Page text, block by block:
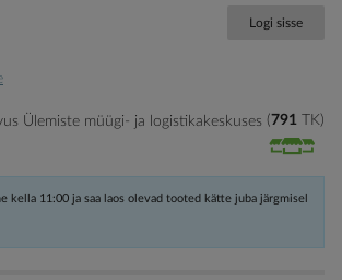
Logi sisse
Ülemiste müügi- ja logistikakeskuses 791 TK
kella 11:00 ja saa laos olevad tooted kätte juba järgmisel